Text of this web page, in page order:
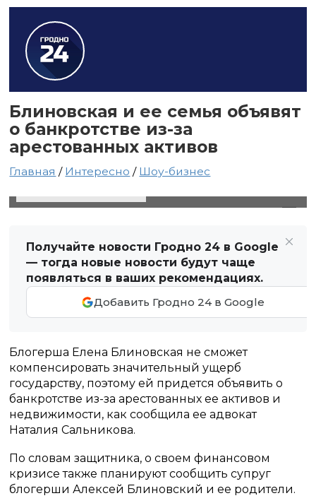
Блиновская и ее семья объявят
о банкротстве из-за
арестованных активов
Главная / Интересно / Шоу-бизнес
Получайте новости Гродно 24 в Google
— тогда новые новости будут чаще
появляться в ваших рекомендациях.
Добавить Гродно 24 в Google
Блогерша Елена Блиновская не сможет
компенсировать значительный ущерб
государству, поэтому ей придется объявить о
банкротстве из-за арестованных ее активов и
недвижимости, как сообщила ее адвокат
Наталия Сальникова.
По словам защитника, о своем финансовом
кризисе также планируют сообщить супруг
блогерши Алексей Блиновский и ее родители.